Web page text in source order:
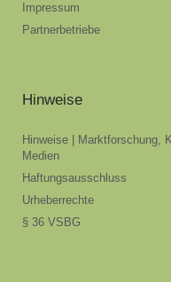
Impressum
Partnerbetriebe
Hinweise
Hinweise | Marktforschung,
Medien
Haftungsausschluss
Urheberrechte
§ 36 VSBG